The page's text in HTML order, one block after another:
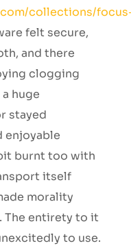
collections/
felt secure,
and there
clogging
huge
stayed
enjoyable
burnt too with
itself
morality
The entirety to it
to use.